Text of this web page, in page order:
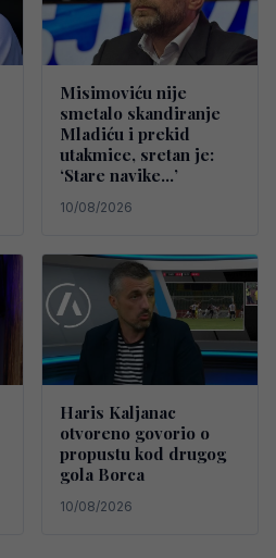
Misimoviću nije
smetalo skandiranje
Mladiću i prekid
utakmice, sretan je:
‘Stare navike…’
10/08/2026
Haris Kaljanac
otvoreno govorio o
propustu kod drugog
gola Borca
10/08/2026